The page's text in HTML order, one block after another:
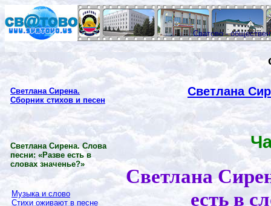
Сватово -
Светлана Сирена.
Сборник стихов и песен
Светлана Сирена. Слова
песни: «Разве есть в
словах значенье?»
Музыка и слово
Стихи оживают в песне
Светлана
Светлана
есть в